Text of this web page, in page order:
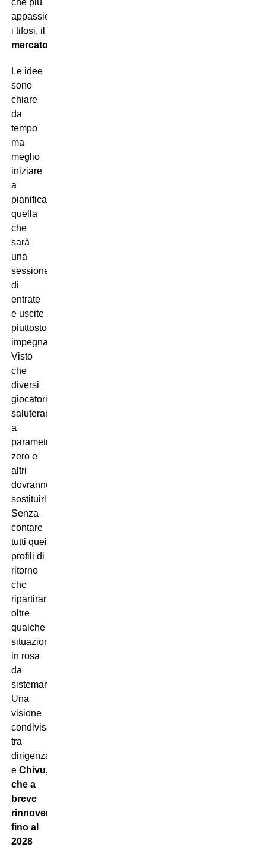
che più
appassiona
i tifosi, il
mercato
Le idee
sono
chiare
da
tempo
ma
meglio
iniziare
a
pianificare
quella
che
sarà
una
sessione
di
entrate
e uscite
piuttosto
impegnativa…
Visto
che
diversi
giocatori
saluteranno
a
parametro
zero e
altri
dovranno
sostituirli…
Senza
contare
tutti quei
profili di
ritorno
che
ripartiranno
oltre
qualche
situazione
in rosa
da
sistemare.
Una
visione
condivisa
tra
dirigenza
e Chivu,
che a
breve
rinnoverà
fino al
2028